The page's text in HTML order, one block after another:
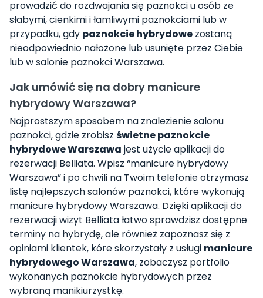
prowadzić do rozdwajania się paznokci u osób ze
słabymi, cienkimi i łamliwymi paznokciami lub w
przypadku, gdy paznokcie hybrydowe zostaną
nieodpowiednio nałożone lub usunięte przez Ciebie
lub w salonie paznokci Warszawa.
Jak umówić się na dobry manicure
hybrydowy Warszawa?
Najprostszym sposobem na znalezienie salonu
paznokci, gdzie zrobisz świetne paznokcie
hybrydowe Warszawa jest użycie aplikacji do
rezerwacji Belliata. Wpisz “manicure hybrydowy
Warszawa” i po chwili na Twoim telefonie otrzymasz
listę najlepszych salonów paznokci, które wykonują
manicure hybrydowy Warszawa. Dzięki aplikacji do
rezerwacji wizyt Belliata łatwo sprawdzisz dostępne
terminy na hybrydę, ale również zapoznasz się z
opiniami klientek, kóre skorzystały z usługi manicure
hybrydowego Warszawa, zobaczysz portfolio
wykonanych paznokcie hybrydowych przez
wybraną manikiurzystkę.